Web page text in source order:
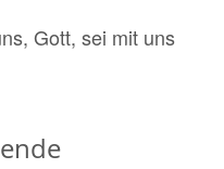
Gott, sei mit uns